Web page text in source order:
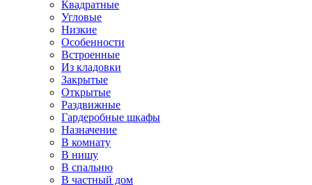
Квадратные
Угловые
Низкие
Особенности
Встроенные
Из кладовки
Закрытые
Открытые
Раздвижные
Гардеробные шкафы
Назначение
В комнату
В нишу
В спальню
В частный дом